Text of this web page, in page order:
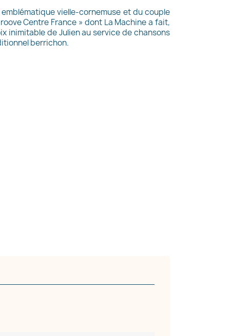
vielle-cornemuse et du couple
Centre France » dont La Machine a fait,
inimitable de Julien au service de chansons
berrichon.